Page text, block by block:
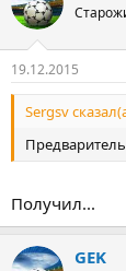
19.12.2015
Sergsv
Получил...
GEK